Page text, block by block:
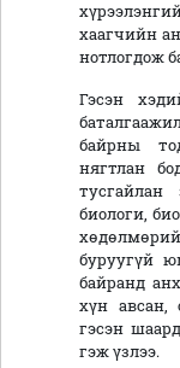
хаагчийн
нотлогдож
Гэсэн
байрны
нягтлан
биологи,
буруугүй
байранд
хүн авсан,
гэсэн
гэж үзлээ.